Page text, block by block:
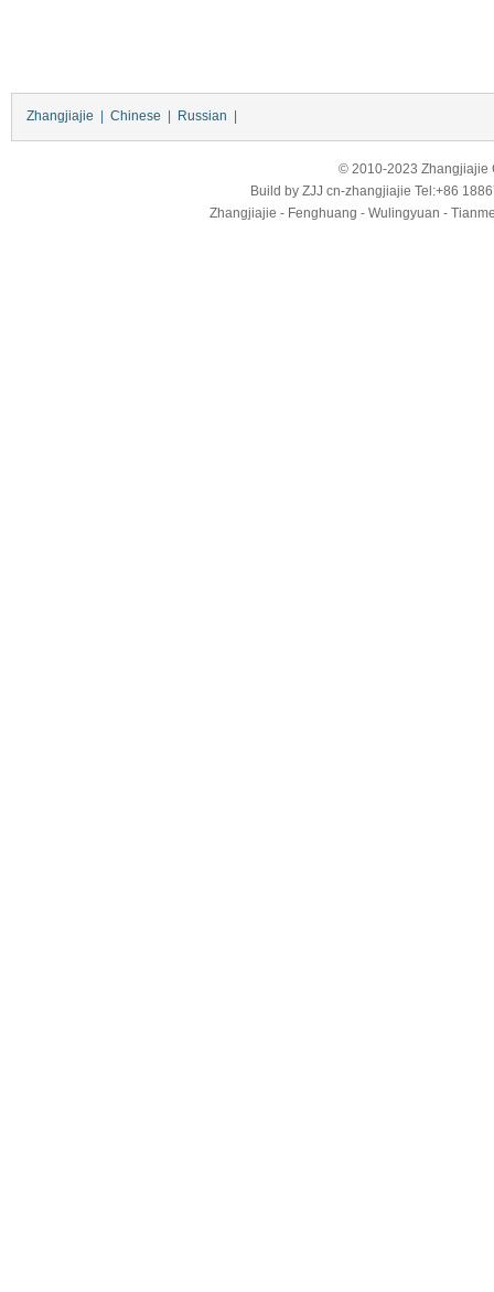
Zhangjiajie Chinese Russian
© 2010-2023 Zhangjiajie
Build by ZJJ cn-zhangjiajie Tel:+86
Zhangjiajie - Fenghuang - Wulingyuan -